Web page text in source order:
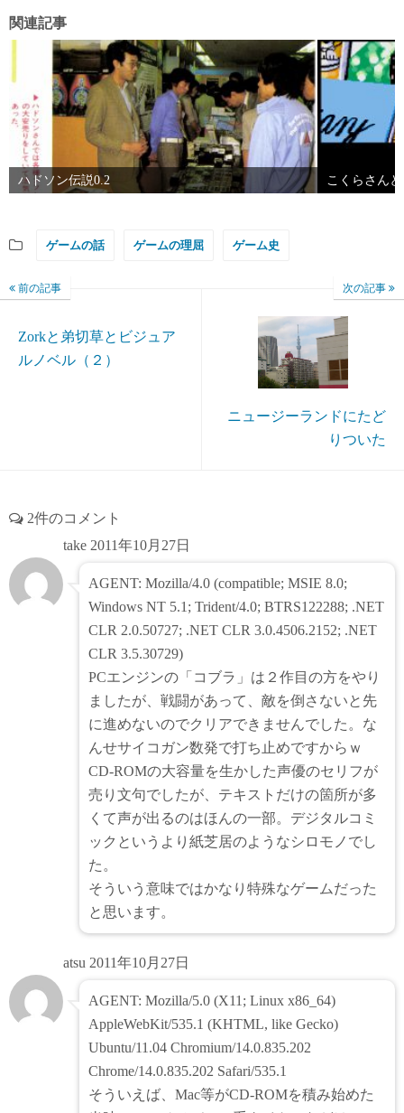
関連記事
ハドソン伝説0.2 こくらさん
ゲームの話 ゲームの理屈 ゲーム史
前の記事
Zorkと弟切草とビジュア
ルノベル（２）
次の記事
ニュージーランドにたど
りついた
2件のコメント
take 2011年10月27日
AGENT: Mozilla/4.0 (compatible; MSIE 8.0;
Windows NT 5.1; Trident/4.0; BTRS122288; .NET
CLR 2.0.50727; .NET CLR 3.0.4506.2152; .NET
CLR 3.5.30729)
PCエンジンの「コブラ」は２作目の方をやり
ましたが、戦闘があって、敵を倒さないと先
に進めないのでクリアできませんでした。な
んせサイコガン数発で打ち止めですからｗ
CD-ROMの大容量を生かした声優のセリフが
売り文句でしたが、テキストだけの箇所が多
くて声が出るのはほんの一部。デジタルコミ
ックというより紙芝居のようなシロモノでし
た。
そういう意味ではかなり特殊なゲームだった
と思います。
atsu 2011年10月27日
AGENT: Mozilla/5.0 (X11; Linux x86_64)
AppleWebKit/535.1 (KHTML, like Gecko)
Ubuntu/11.04 Chromium/14.0.835.202
Chrome/14.0.835.202 Safari/535.1
そういえば、Mac等がCD-ROMを積み始めた